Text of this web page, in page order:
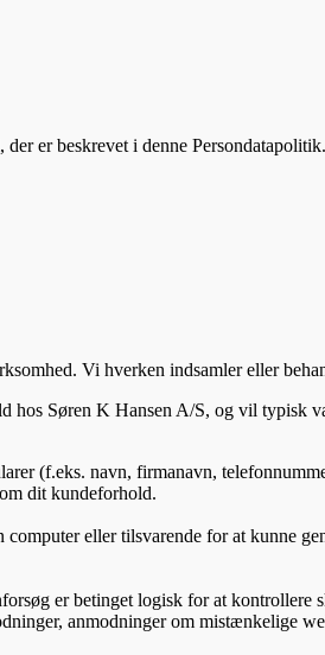
er beskrevet i denne
Vi hverken indsamler eller
hos Søren K Hansen A/S, og vil typisk
(f.eks. navn, firmanavn,
dit kundeforhold.
eller tilsvarende for at kunne
er betinget logisk for at kontrollere
anmodninger om mistænkelige